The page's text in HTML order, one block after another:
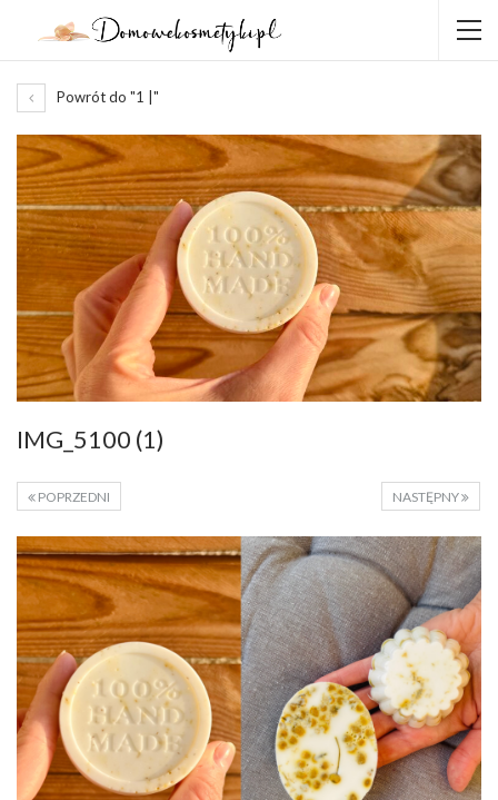
Powrót do "1 |"
IMG_5100 (1)
NASTĘPNY
POPRZEDNI